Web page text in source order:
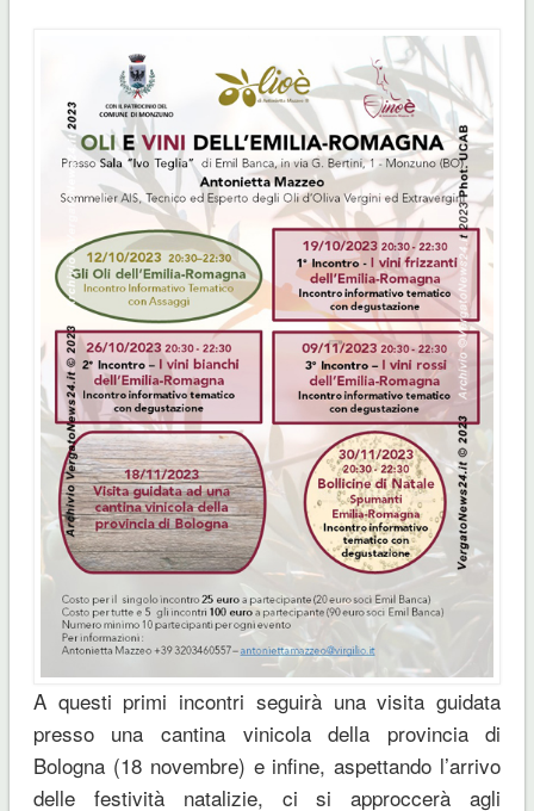
A questi primi incontri seguirà una visita guidata
presso una cantina vinicola della provincia di
Bologna (18 novembre) e infine, aspettando l’arrivo
delle festività natalizie, ci si approccerà agli